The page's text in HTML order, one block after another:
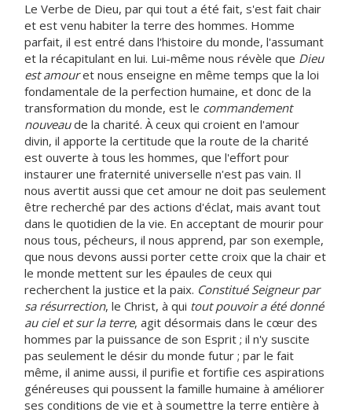
Le Verbe de Dieu, par qui tout a été fait, s'est fait chair
et est venu habiter la terre des hommes. Homme
parfait, il est entré dans l'histoire du monde, l'assumant
et la récapitulant en lui. Lui-même nous révèle que Dieu
est amouret nous enseigne en même temps que la loi
fondamentale de la perfection humaine, et donc de la
transformation du monde, est le commandement
nouveaude la charité. À ceux qui croient en l'amour
divin, il apporte la certitude que la route de la charité
est ouverte à tous les hommes, que l'effort pour
instaurer une fraternité universelle n'est pas vain. Il
nous avertit aussi que cet amour ne doit pas seulement
être recherché par des actions d'éclat, mais avant tout
dans le quotidien de la vie. En acceptant de mourir pour
nous tous, pécheurs, il nous apprend, par son exemple,
que nous devons aussi porter cette croix que la chair et
le monde mettent sur les épaules de ceux qui
recherchent la justice et la paix. Constitué Seigneur par
sa résurrection, le Christ, à qui tout pouvoir a été donné
au ciel et sur la terre, agit désormais dans le cœur des
hommes par la puissance de son Esprit ; il n'y suscite
pas seulement le désir du monde futur ; par le fait
même, il anime aussi, il purifie et fortifie ces aspirations
généreuses qui poussent la famille humaine à améliorer
ses conditions de vie et à soumettre la terre entière à